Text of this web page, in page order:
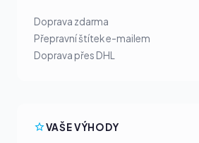
Doprava zdarma
Přepravní štítek e-mailem
Doprava přes DHL
VAŠE VÝHODY